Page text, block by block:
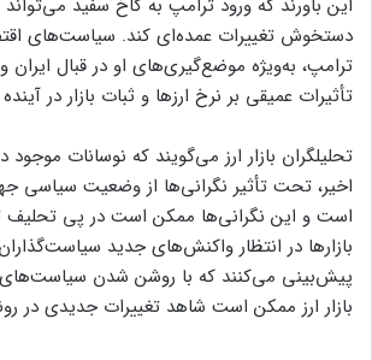
دستخوش تغییرات عمده‌ای کند. سیاست‌های
ترامپ، به‌ویژه موضع‌گیری‌های او در قبال ایران
تأثیرات عمیقی بر نرخ ارزها و ثبات بازار در
تحلیلگران بازار ارز می‌گویند که نوسانات موجود
اخیر، تحت تأثیر نگرانی‌ها از وضعیت سیاسی
است و این نگرانی‌ها ممکن است در پی تحلیف
بازارها در انتظار واکنش‌های جدید
پیش‌بینی می‌کنند که با روشن شدن سیاست‌های
بازار ارز ممکن است شاهد تغییرات جدیدی در